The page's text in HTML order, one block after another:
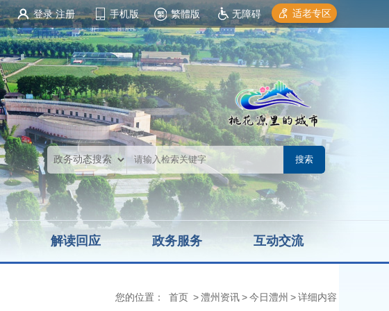
登录 注册 手机版 繁體版 无障碍 适老专区
解读回应 政务服务 互动交流
您的位置： 首页 >澧州资讯>今日澧州 >详细内容